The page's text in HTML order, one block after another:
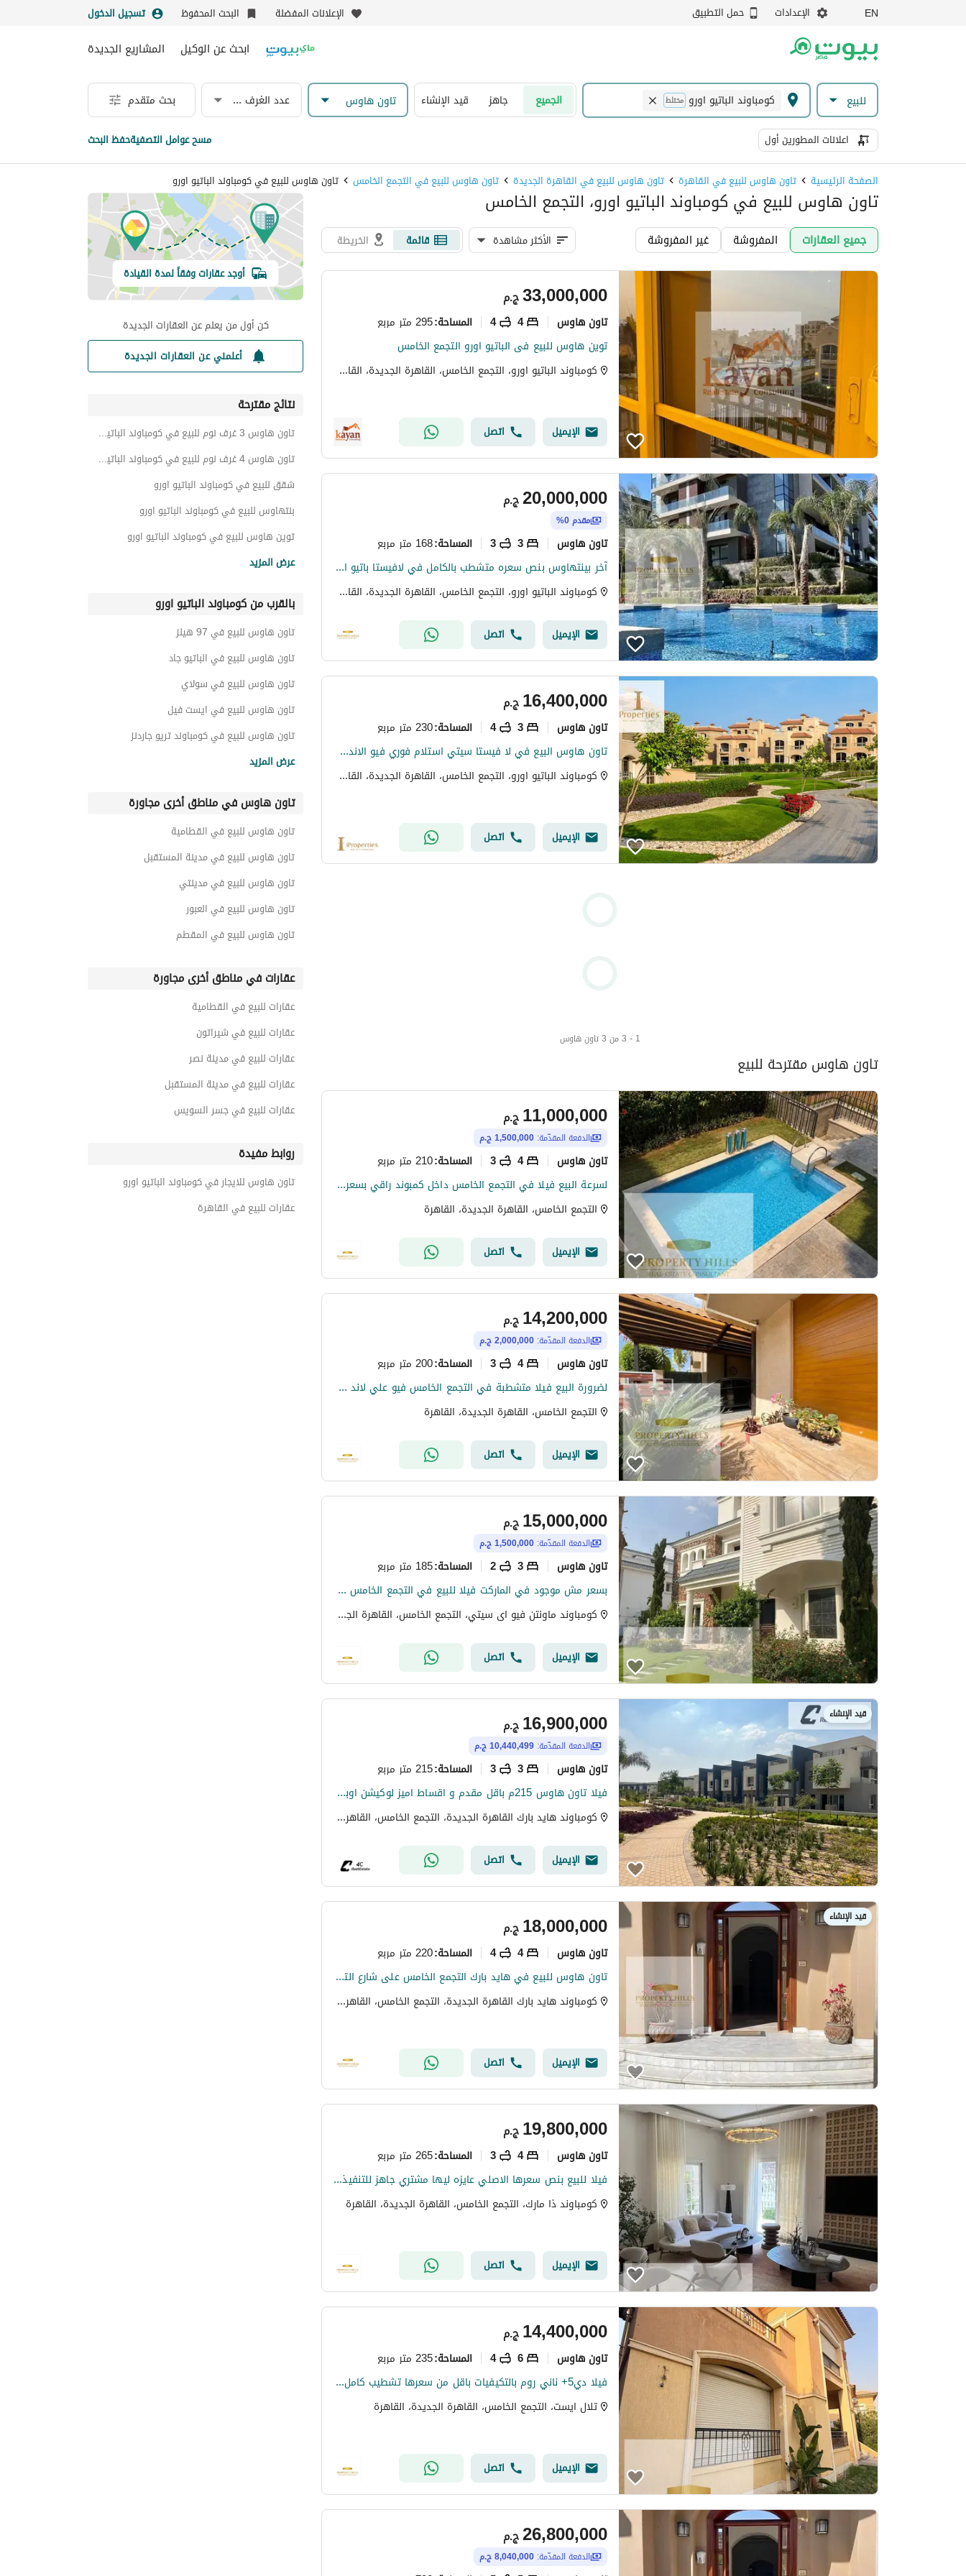
EN الإعدادات حمل التطبيق الإعلانات المفضلة البحث المحفوظ تسجيل الدخول
ابحث عن الوكيل المشاريع الجديدة
للبيع كومباوند الباتيو اورو مختلط الجميع جاهز قيد الإنشاء تاون هاوس عدد الغرف & الحمامات بحث متقدم
اعلانات المطورين أول مسح عوامل التصفيةحفظ البحث
الصفحة الرئيسية تاون هاوس للبيع في القاهرة تاون هاوس للبيع في القاهرة الجديدة تاون هاوس للبيع في التجمع الخامس تاون هاوس للبيع في كومباوند الباتيو اورو
تاون هاوس للبيع في كومباوند الباتيو اورو، التجمع الخامس
جميع العقارات المفروشة غير المفروشة الأكثر مشاهدة قائمة الخريطة
ج.م33,000,000
تاون هاوس 4
4 المساحة:295 متر مربع
توين هاوس للبيع فى الباتيو اورو التجمع الخامس
كومباوند الباتيو اورو، التجمع الخامس، القاهرة الجديدة، القاهرة
الإيميل اتصل
ج.م20,000,000
مقدم 0%
تاون هاوس 3
3 المساحة:168 متر مربع
آخر بينتهاوس بنص سعره متشطب بالكامل في لافيستا باتيو اورو -Patio Oro في التجمع الخامس
كومباوند الباتيو اورو، التجمع الخامس، القاهرة الجديدة، القاهرة
الإيميل اتصل
ج.م16,400,000
تاون هاوس 3
4 المساحة:230 متر مربع
تاون هاوس البيع في لا فيستا سيتي استلام فوري فيو الاندسكيب و ليك
كومباوند الباتيو اورو، التجمع الخامس، القاهرة الجديدة، القاهرة
الإيميل اتصل
1 - 3 من 3 تاون هاوس
تاون هاوس مقترحة للبيع
ج.م11,000,000
الدفعة المقدّمة: 1,500,000 ج.م
تاون هاوس 4
3 المساحة:210 متر مربع
لسرعة البيع فيلا في التجمع الخامس داخل كمبوند راقي بسعر لقطه
التجمع الخامس، القاهرة الجديدة، القاهرة
الإيميل اتصل
ج.م14,200,000
الدفعة المقدّمة: 2,000,000 ج.م
تاون هاوس 4
3 المساحة:200 متر مربع
لضرورة البيع فيلا متشطبة في التجمع الخامس فيو علي لاند سكيب
التجمع الخامس، القاهرة الجديدة، القاهرة
الإيميل اتصل
ج.م15,000,000
الدفعة المقدّمة: 1,500,000 ج.م
تاون هاوس 3
2 المساحة:185 متر مربع
بسعر مش موجود في الماركت فيلا للبيع في التجمع الخامس متشطبة بالكامل
كومباوند ماونتن فيو اى سيتي، التجمع الخامس، القاهرة الجديدة، القاهرة
الإيميل اتصل
قيد الإنشاء
ج.م16,900,000
الدفعة المقدّمة: 10,440,499 ج.م
تاون هاوس 3
3 المساحة:215 متر مربع
فيلا تاون هاوس 215م باقل مقدم و اقساط اميز لوكيشن اوبن فيو في هايد بارك التجمع الخامس القاهرة الجديدة بجوار ميفيدا و ماونتن فيو اي سيتي Hyde Park
كومباوند هايد بارك القاهرة الجديدة، التجمع الخامس، القاهرة الجديدة، القاهرة
الإيميل اتصل
قيد الإنشاء
ج.م18,000,000
تاون هاوس 4
4 المساحة:220 متر مربع
تاون هاوس للبيع في هايد بارك التجمع الخامس على شارع التسعين مباشرة
كومباوند هايد بارك القاهرة الجديدة، التجمع الخامس، القاهرة الجديدة، القاهرة
الإيميل اتصل
ج.م19,800,000
تاون هاوس 4
3 المساحة:265 متر مربع
فيلا للبيع بنص سعرها الاصلي عايزه ليها مشتري جاهز للتنفيذ وهسلها فوري بمجرد التعاقد في كومباند فيلات فقط
كومباوند ذا مارك، التجمع الخامس، القاهرة الجديدة، القاهرة
الإيميل اتصل
ج.م14,400,000
تاون هاوس 6
4 المساحة:235 متر مربع
فيلا دي5+ ناني روم بالتكيفيات باقل من سعرها تشطيب كامل في التجمع
تلال ايست، التجمع الخامس، القاهرة الجديدة، القاهرة
الإيميل اتصل
ج.م26,800,000
الدفعة المقدّمة: 8,040,000 ج.م
أوجد عقارات وفقاً لمدة القيادة
كن أول من يعلم عن العقارات الجديدة
أعلمني عن العقارات الجديدة
نتائج مقترحة
تاون هاوس 3 غرف نوم للبيع في كومباوند الباتيو اورو
تاون هاوس 4 غرف نوم للبيع في كومباوند الباتيو اورو
شقق للبيع في كومباوند الباتيو اورو
بنتهاوس للبيع في كومباوند الباتيو اورو
توين هاوس للبيع في كومباوند الباتيو اورو
عقارات للبيع في كومباوند الباتيو اورو
عرض المزيد
بالقرب من كومباوند الباتيو اورو
تاون هاوس للبيع في 97 هيلز
تاون هاوس للبيع في الباتيو جاد
تاون هاوس للبيع في سولاي
تاون هاوس للبيع في ايست فيل
تاون هاوس للبيع في كومباوند تريو جاردنز
تاون هاوس للبيع في كومباوند بالم هيلز القاهرة الجديدة
تاون هاوس للبيع في بارك سايت
تاون هاوس للبيع في تريانجل
عرض المزيد
تاون هاوس في مناطق أخرى مجاورة
تاون هاوس للبيع في القطامية
تاون هاوس للبيع في مدينة المستقبل
تاون هاوس للبيع في مدينتي
تاون هاوس للبيع في العبور
تاون هاوس للبيع في المقطم
عقارات في مناطق أخرى مجاورة
عقارات للبيع في القطامية
عقارات للبيع في شيراتون
عقارات للبيع في مدينة نصر
عقارات للبيع في مدينة المستقبل
عقارات للبيع في جسر السويس
روابط مفيدة
تاون هاوس للايجار في كومباوند الباتيو اورو
عقارات للبيع في القاهرة